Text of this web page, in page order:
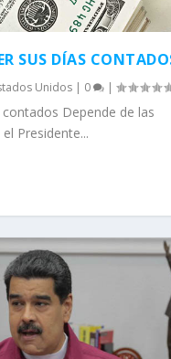
SUS DÍAS
Unidos | 0 |
Depende de las
Presidente...